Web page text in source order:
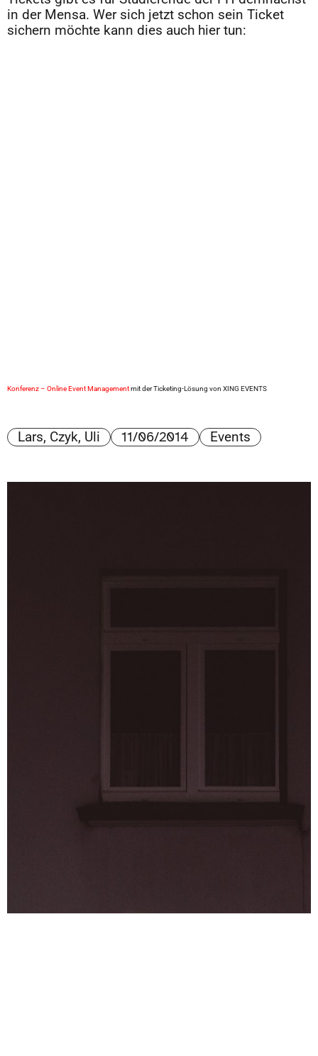
in der Mensa. Wer sich jetzt schon sein Ticket
sichern möchte kann dies auch hier tun:
Konferenz – Online Event Managementmit der Ticketing-Lösung von XING EVENTS
Lars, Czyk, Uli 11/06/2014 Events